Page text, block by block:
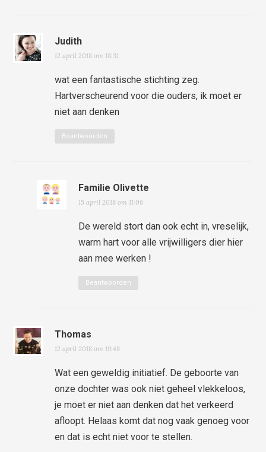
Judith
12 april 2018 om 18:31
wat een fantastische stichting zeg.
Hartverscheurend voor die ouders, ik moet er
niet aan denken
Beantwoorden
Familie Olivette
15 april 2018 om 11:06
De wereld stort dan ook echt in, vreselijk,
warm hart voor alle vrijwilligers dier hier
aan mee werken !
Beantwoorden
Thomas
12 april 2018 om 19:48
Wat een geweldig initiatief. De geboorte van
onze dochter was ook niet geheel vlekkeloos,
je moet er niet aan denken dat het verkeerd
afloopt. Helaas komt dat nog vaak genoeg voor
en dat is echt niet voor te stellen.